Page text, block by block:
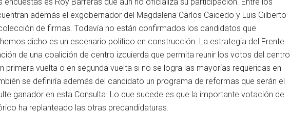
además el exgobernador del Magdalena Carlos Caicedo y Luis Gilberto
de firmas. Todavía no están confirmados los candidatos que
dicho es un escenario político en construcción. La estrategia del Frente
de una coalición de centro izquierda que permita reunir los votos del centro
primera vuelta o en segunda vuelta si no se logra las mayorías requeridas en
se definiría además del candidato un programa de reformas que serán el
ganador en esta Consulta. Lo que sucede es que la importante votación de
ha replanteado las otras precandidaturas.